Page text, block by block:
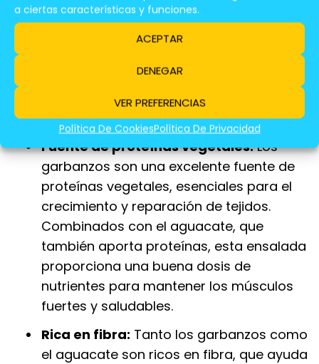
a ciertas características y funciones.
ACEPTAR
DENEGAR
VER PREFERENCIAS
Política De CookiesPolítica De Privacidad
Beneficios De La Ensalada De
Garbanzos y Aguacate
La ensalada de garbanzos y aguacate, un
clásico de la cocina española, ofrece una
amplia gama de beneficios para la salud.
Fuente de proteínas vegetales:Los
garbanzos son una excelente fuente de
proteínas vegetales, esenciales para el
crecimiento y reparación de tejidos.
Combinados con el aguacate, que
también aporta proteínas, esta ensalada
proporciona una buena dosis de
nutrientes para mantener los músculos
fuertes y saludables.
Rica en fibra: Tanto los garbanzos como
el aguacate son ricos en fibra, que ayuda